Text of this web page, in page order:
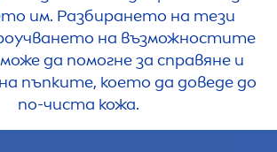
им. Разбирането на тези
на възможностите
да помогне за справяне и
пъпките, което да доведе до
по-чиста кожа.